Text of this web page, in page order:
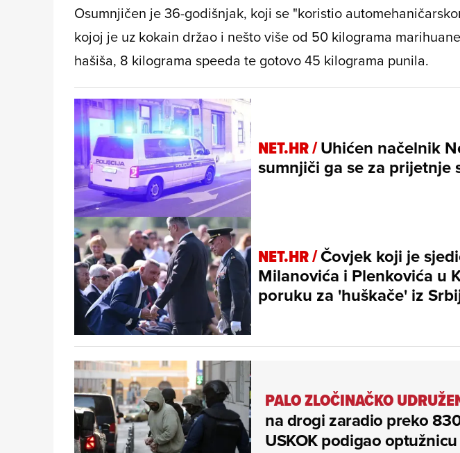
Osumnjičen je 36-godišnjak, koji se "koristio
kojoj je uz kokain držao i nešto više od 50 kilograma
hašiša, 8 kilograma speeda te gotovo 45 kilograma punila.
NET.HR /Uhićen načelnik
sumnjiči ga se za prijetnje
NET.HR /Čovjek koji je
Milanovića i Plenkovića u
poruku za 'huškače' iz
PALO ZLOČINAČKO
na drogi zaradio preko
USKOK podigao optužnicu